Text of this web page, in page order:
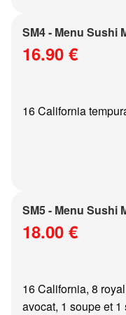
SM4 - Menu Sushi
16.90 €
16 California
SM5 - Menu Sushi
18.00 €
16 California, 8
avocat, 1 soupe et 1